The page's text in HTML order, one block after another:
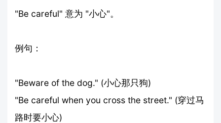
"Be careful" 意为 "小心"。
例句：
"Beware of the dog." (小心那只狗)
"Be careful when you cross the street." (穿过马
路时要小心)